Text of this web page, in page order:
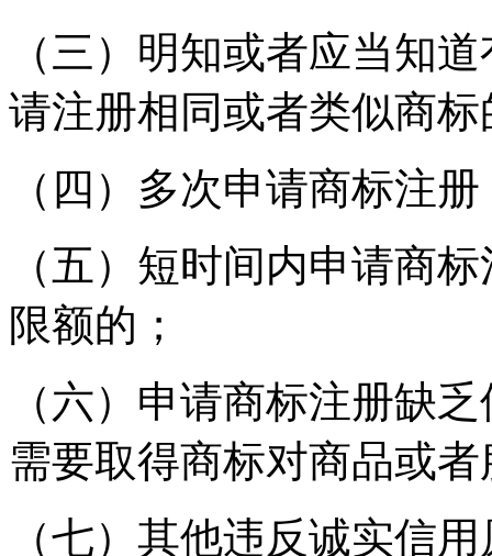
（三）明知或者应当知
请注册相同或者类似商标
（四）多次申请商标注
（五）短时间内申请商
限额的；
（六）申请商标注册缺
需要取得商标对商品或
（七）其他违反诚实信